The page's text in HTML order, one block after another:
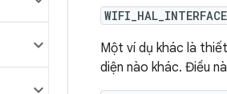
Một ví dụ khác là
diện nào khác. Điều